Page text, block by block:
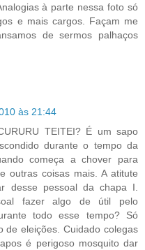
à parte nessa foto só
e mais cargos. Façam me
de sermos palhaços
às 21:44
TEITEI? É um sapo
durante o tempo da
começa a chover para
outras coisas mais. A atitute
desse pessoal da chapa I.
fazer algo de útil pelo
todo esse tempo? Só
de eleições. Cuidado colegas
é perigoso mosquito dar